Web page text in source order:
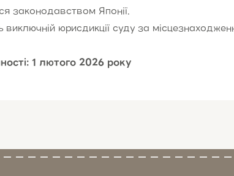
законодавством Японії.
виключній юрисдикції суду за
1 лютого 2026 року